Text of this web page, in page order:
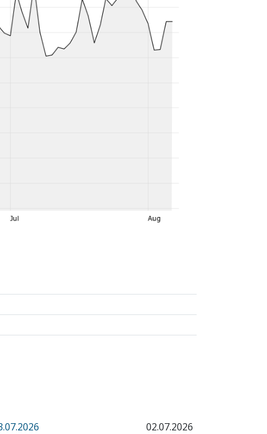
02.07.2026